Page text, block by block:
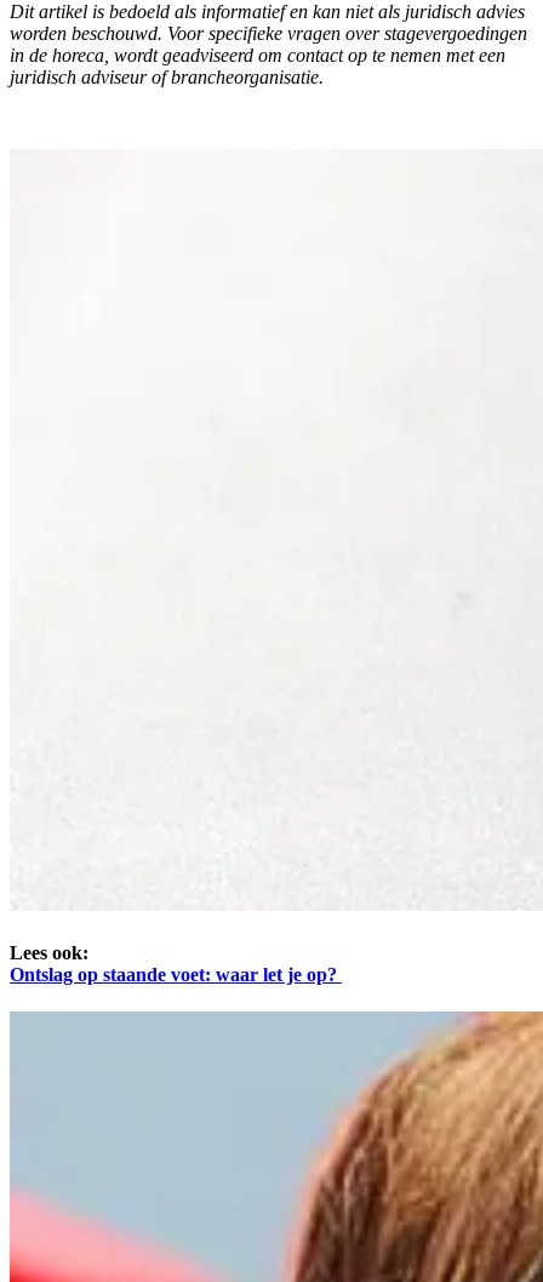
Dit artikel is bedoeld als informatief en kan niet als juridisch advies
worden beschouwd. Voor specifieke vragen over stagevergoedingen
in de horeca, wordt geadviseerd om contact op te nemen met een
juridisch adviseur of brancheorganisatie.
Lees ook:
Ontslag op staande voet: waar let je op?